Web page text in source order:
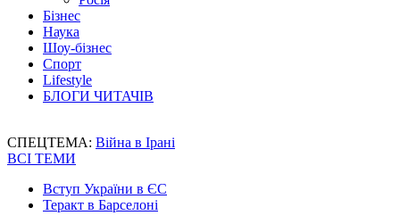
Бізнес
Наука
Шоу-бізнес
Спорт
Lifestyle
БЛОГИ ЧИТАЧІВ
СПЕЦТЕМА: Війна в Ірані
ВСІ ТЕМИ
Вступ України в ЄС
Теракт в Барселоні